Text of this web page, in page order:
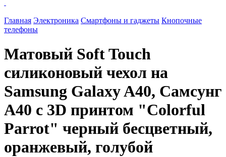
Главная Электроника Смартфоны и гаджеты Кнопочные
телефоны
Матовый Soft Touch
силиконовый чехол на
Samsung Galaxy A40, Самсунг
А40 с 3D принтом "Colorful
Parrot" черный бесцветный,
оранжевый, голубой